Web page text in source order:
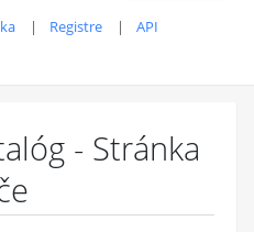
Registre
API
- Stránka